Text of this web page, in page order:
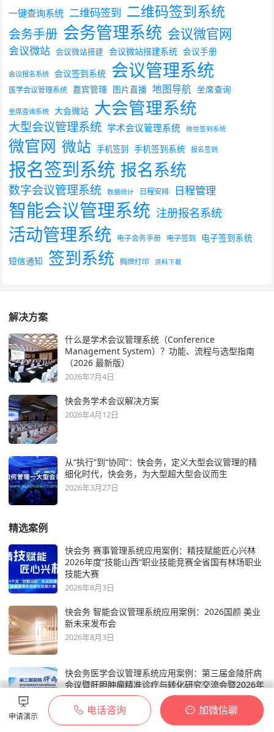
一键查询系统 二维码签到 二维码签到系统
会务手册 会务管理系统 会议微官网
会议微站 会议微站搭建 会议微站搭建系统 会议手册
会议报名系统 会议签到系统 会议管理系统
医学会议管理系统 嘉宾管理 图片直播 地图导航 坐席查询
坐席查询系统 大会微站 大会管理系统
大型会议管理系统 学术会议管理系统 微信签到系统
微官网 微站 手机签到 手机签到系统 报名签到
报名签到系统 报名系统
数字会议管理系统 数据统计 日程安排 日程管理
智能会议管理系统 注册报名系统
活动管理系统 电子会务手册 电子签到
电子签到系统
短信通知 签到系统 胸牌打印 资料下载
解决方案
什么是学术会议管理系统（Conference
Management System）？功能、流程与选型指南
（2026 最新版）
2026年7月4日
快会务学术会议解决方案
2026年4月12日
从“执行”到“协同”：快会务，定义大型会议管理的精
细化时代，快会务，为大型超大型会议而生
2026年3月27日
精选案例
快会务 赛事管理系统应用案例：精技赋能匠心兴林
2026年度“技能山西“职业技能竞赛全省国有林场职业
技能大赛
2026年8月3日
快会务 智能会议管理系统应用案例：2026国颜 美业
新未来发布会
2026年8月3日
快会务医学会议管理系统应用案例：第三届金陵肝病
会议暨肝胆肿瘤精准诊疗与转化研究交流会暨2026年
江苏省抗癌协会肿瘤代谢专业委员会年会
2026年7月24日
申请演示 电话咨询 加微信聊